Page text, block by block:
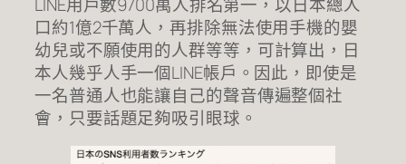
口約1億2千萬人，再排除無法使用手機的嬰
幼兒或不願使用的人群等等，可計算出，日
本人幾乎人手一個LINE帳戶。因此，即使是
一名普通人也能讓自己的聲音傳遍整個社
會，只要話題足夠吸引眼球。